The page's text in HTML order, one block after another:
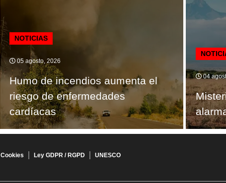
NOTICIAS
05 agosto, 2026
Humo de incendios aumenta el
riesgo de enfermedades
cardíacas
04
Cookies Ley GDPR / RGPD UNESCO